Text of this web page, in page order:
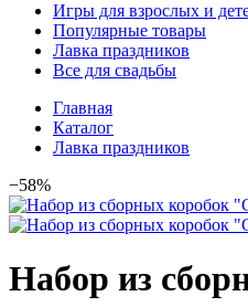
Игры для взрослых и
Популярные товары
Лавка праздников
Все для свадьбы
Главная
Каталог
Лавка праздников
−58%
Набор из